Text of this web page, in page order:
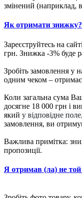
змінений (наприклад,
Як отримати знижку?
Зареєструйтесь на
грн. Знижка -3% буде
Зробіть замовлення у
одним чеком –
Коли загальна сума
досягне 18 000 грн і
який у відповідне
замовлення, ви
Важлива примітка:
пропозиції.
Я отримав (ла) не